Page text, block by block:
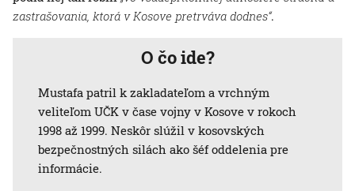
zastrašovania, ktorá v Kosove pretrváva dodnes“.
O čo ide?
Mustafa patril k zakladateľom a vrchným
veliteľom UČK v čase vojny v Kosove v rokoch
1998 až 1999. Neskôr slúžil v kosovských
bezpečnostných silách ako šéf oddelenia pre
informácie.